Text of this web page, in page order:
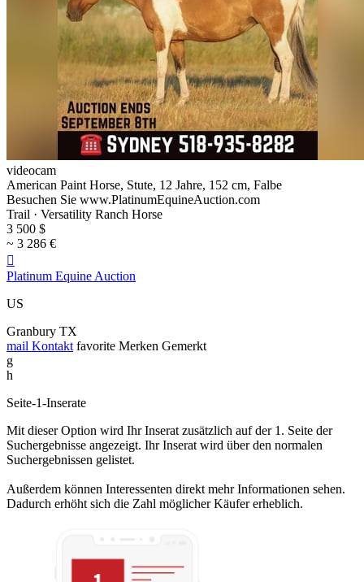
videocam
American Paint Horse, Stute, 12 Jahre, 152 cm, Falbe
Besuchen Sie www.PlatinumEquineAuction.com
Trail · Versatility Ranch Horse
3 500 $
~ 3 286 €

Platinum Equine Auction
US
Granbury TX
mail Kontakt favorite Merken Gemerkt
g
h
Seite-1-Inserate
Mit dieser Option wird Ihr Inserat zusätzlich auf der 1. Seite der
Suchergebnisse angezeigt. Ihr Inserat wird über den normalen
Suchergebnissen gelistet.
Außerdem können Interessenten direkt mehr Informationen sehen.
Dadurch erhöht sich die Zahl möglicher Käufer erheblich.